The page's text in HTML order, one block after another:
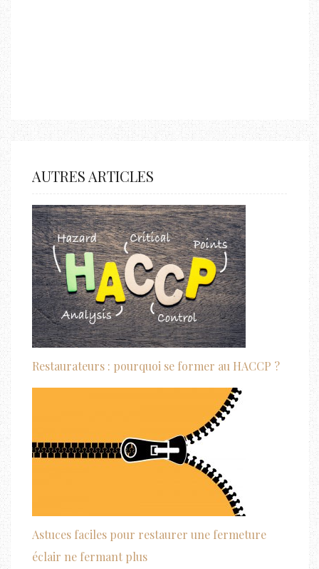
AUTRES ARTICLES
Restaurateurs : pourquoi se former au HACCP ?
Astuces faciles pour restaurer une fermeture
éclair ne fermant plus